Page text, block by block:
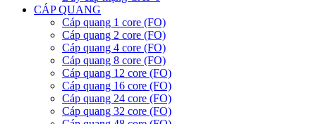
CÁP QUANG
Cáp quang 1 core (FO)
Cáp quang 2 core (FO)
Cáp quang 4 core (FO)
Cáp quang 8 core (FO)
Cáp quang 12 core (FO)
Cáp quang 16 core (FO)
Cáp quang 24 core (FO)
Cáp quang 32 core (FO)